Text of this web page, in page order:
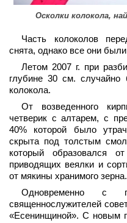
Осколки колокола,
Часть колоколов
снята, однако все они
Летом 2007 г. при
глубине 30 см.
колокола.
От возведенного
четверик с алтарем, с
40% которой было
скрыта под толстым
который образовался
приводящих веялки и
от мякины хранимого зерна.
Одновременно с
священнослужителей
«Есенинщиной». С новым